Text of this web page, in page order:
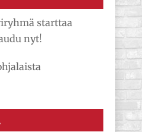
starttaa
nyt!